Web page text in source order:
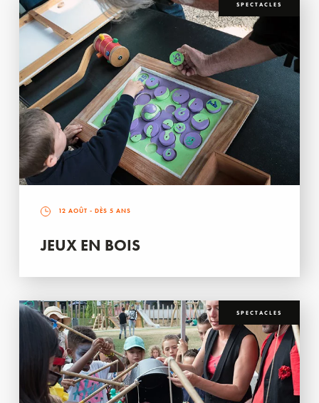
SPECTACLES
12 AOÛT - DÈS 5 ANS
JEUX EN BOIS
SPECTACLES